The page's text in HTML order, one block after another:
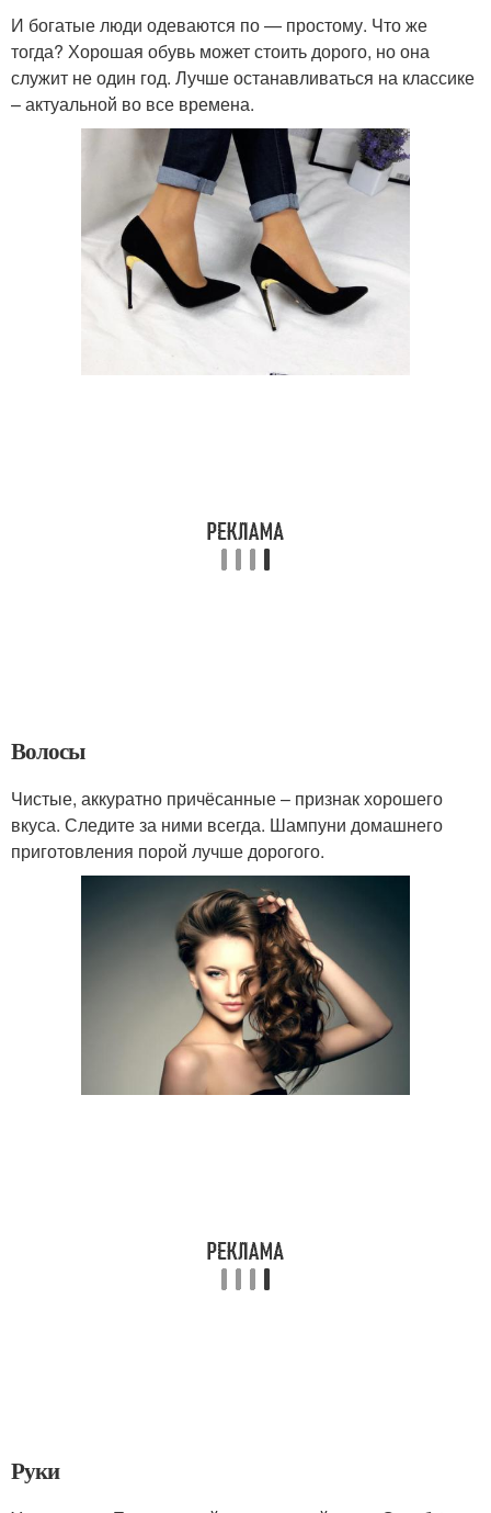
И богатые люди одеваются по — простому. Что же
тогда? Хорошая обувь может стоить дорого, но она
служит не один год. Лучше останавливаться на классике
– актуальной во все времена.
Волосы
Чистые, аккуратно причёсанные – признак хорошего
вкуса. Следите за ними всегда. Шампуни домашнего
приготовления порой лучше дорогого.
Руки